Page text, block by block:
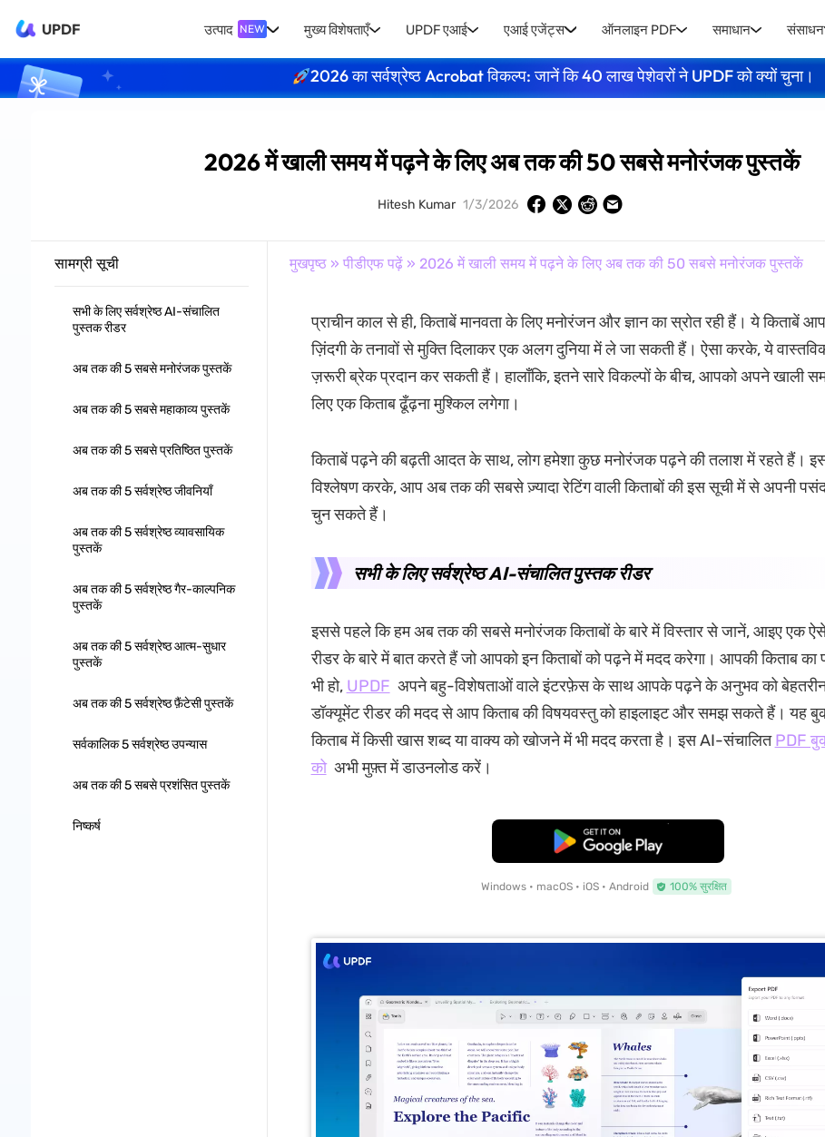
UPDF उत्पाद NEW मुख्य विशेषताएँ UPDF एआई एआई एजेंट्स ऑनलाइन PDF समाधान संसाधन
2026 का सर्वश्रेष्ठ Acrobat विकल्प: जानें कि 40 लाख पेशेवरों ने UPDF को क्यों चुना।
2026 में खाली समय में पढ़ने के लिए अब तक की 50 सबसे मनोरंजक पुस्तकें
Hitesh Kumar 1/3/2026
सामग्री सूची
सभी के लिए सर्वश्रेष्ठ AI-संचालित
पुस्तक रीडर
अब तक की 5 सबसे मनोरंजक पुस्तकें
अब तक की 5 सबसे महाकाव्य पुस्तकें
अब तक की 5 सबसे प्रतिष्ठित पुस्तकें
अब तक की 5 सर्वश्रेष्ठ जीवनियाँ
अब तक की 5 सर्वश्रेष्ठ व्यावसायिक
पुस्तकें
अब तक की 5 सर्वश्रेष्ठ गैर-काल्पनिक
पुस्तकें
अब तक की 5 सर्वश्रेष्ठ आत्म-सुधार
पुस्तकें
अब तक की 5 सर्वश्रेष्ठ फ़ैंटेसी पुस्तकें
सर्वकालिक 5 सर्वश्रेष्ठ उपन्यास
अब तक की 5 सबसे प्रशंसित पुस्तकें
निष्कर्ष
मुखपृष्ठ» पीडीएफ पढ़ें» 2026 में खाली समय में पढ़ने के लिए अब तक की 50 सबसे मनोरंजक पुस्तकें
प्राचीन काल से ही, किताबें मानवता के लिए मनोरंजन और ज्ञान का स्रोत रही हैं। ये किताबें
ज़िंदगी के तनावों से मुक्ति दिलाकर एक अलग दुनिया में ले जा सकती हैं। ऐसा करके, ये
ज़रूरी ब्रेक प्रदान कर सकती हैं। हालाँकि, इतने सारे विकल्पों के बीच, आपको अपने खाली
लिए एक किताब ढूँढ़ना मुश्किल लगेगा।
किताबें पढ़ने की बढ़ती आदत के साथ, लोग हमेशा कुछ मनोरंजक पढ़ने की तलाश में रहते हैं।
विश्लेषण करके, आप अब तक की सबसे ज़्यादा रेटिंग वाली किताबों की इस सूची में से अपनी
चुन सकते हैं।
सभी के लिए सर्वश्रेष्ठ AI-संचालित पुस्तक रीडर
इससे पहले कि हम अब तक की सबसे मनोरंजक किताबों के बारे में विस्तार से जानें, आइए एक
रीडर के बारे में बात करते हैं जो आपको इन किताबों को पढ़ने में मदद करेगा। आपकी किताब का
भी हो, UPDF अपने बहु-विशेषताओं वाले इंटरफ़ेस के साथ आपके पढ़ने के अनुभव को बेहतरीन
डॉक्यूमेंट रीडर की मदद से आप किताब की विषयवस्तु को हाइलाइट और समझ सकते हैं। यह
किताब में किसी खास शब्द या वाक्य को खोजने में भी मदद करता है। इस AI-संचालितPDF
कोअभी मुफ़्त में डाउनलोड करें।
मुफ्त डाउनलोड
Windows • macOS • iOS • Android 100% सुरक्षित